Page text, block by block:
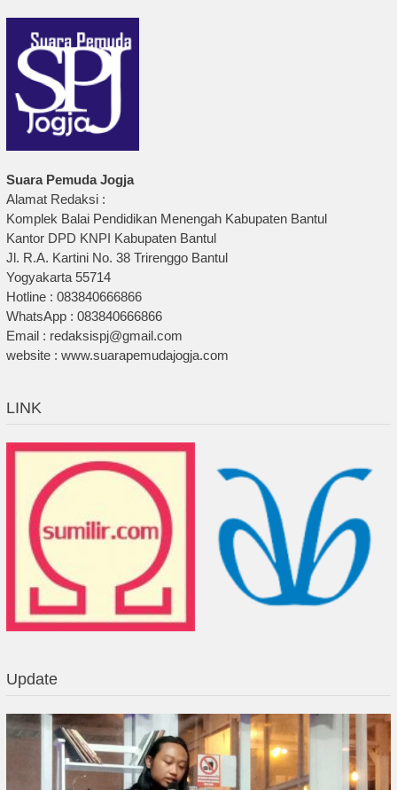
Suara Pemuda Jogja
Alamat Redaksi :
Komplek Balai Pendidikan Menengah Kabupaten Bantul
Kantor DPD KNPI Kabupaten Bantul
Jl. R.A. Kartini No. 38 Trirenggo Bantul
Yogyakarta 55714
Hotline : 083840666866
WhatsApp : 083840666866
Email : redaksispj@gmail.com
website : www.suarapemudajogja.com
LINK
Update